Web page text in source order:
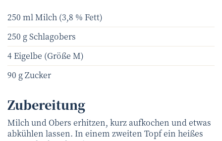
250 ml Milch (3,8 % Fett)
250 g Schlagobers
4 Eigelbe (Größe M)
90 g Zucker
Zubereitung
Milch und Obers erhitzen, kurz aufkochen und etwas
abkühlen lassen. In einem zweiten Topf ein heißes